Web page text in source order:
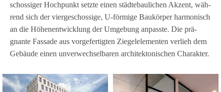
schos­si­ger Hoch­punkt setzte einen städ­te­bau­li­chen Akzent, wäh­
rend sich der vier­ge­schos­sige, U‑förmige Bau­kör­per har­mo­nisch
an die Höhen­ent­wick­lung der Umge­bung anpasste. Die prä­
gnante Fas­sade aus vor­ge­fer­tig­ten Zie­gel­ele­men­ten ver­lieh dem
Gebäude einen unver­wech­sel­ba­ren archi­tek­to­ni­schen Charakter.